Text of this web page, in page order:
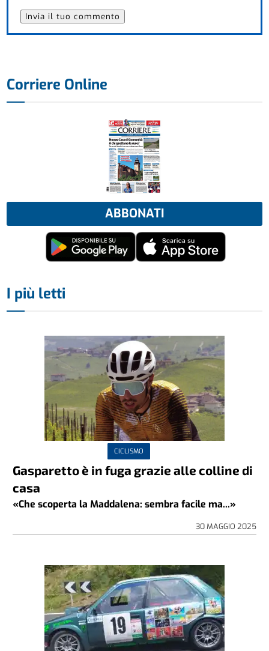
Corriere Online
ABBONATI
I più letti
CICLISMO
Gasparetto è in fuga grazie alle colline di
casa
«Che scoperta la Maddalena: sembra facile ma...»
30 MAGGIO 2025